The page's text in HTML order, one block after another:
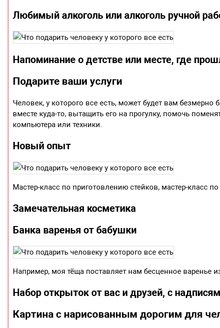
Любимый алкоголь или алкоголь ручной
Напоминание о детстве или месте, где
Подарите ваши услуги
Человек, у которого все есть, может будет вам
вместе куда-то, вытащить его на прогулку, помочь
компьютера или техники.
Новый опыт
Мастер-класс по приготовлению стейков, мастер-класс
Замечательная косметика
Банка варенья от бабушки
Например, моя тёща поставляет нам бесценное варенье
Набор открыток от вас и друзей, с
Картина с нарисованным дорогим для